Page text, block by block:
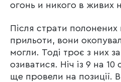
огонь и никого в живих
Після страти
прильоти, вони
могли. Тоді троє з них
озиватися. Ніч із 9 на
ще провели на позиції.